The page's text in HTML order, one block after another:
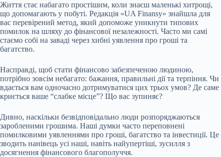
Життя стає набагато простішим, коли знаєш маленькі хитрощі,
що допомагають у побуті. Редакція «UA Finansy» знайшла для
вас перевірений метод, який допоможе уникнути типових
помилок на шляху до фінансової незалежності. Часто ми самі
стаємо собі на заваді через хибні уявлення про гроші та
багатство.
Насправді, щоб стати фінансово забезпеченою людиною,
потрібно зовсім небагато: бажання, правильні дії та терпіння. Чи
вдається вам одночасно дотримуватися цих трьох умов? Де саме
криється ваше “слабке місце”? Що вас зупиняє?
Дивно, наскільки безвідповідально люди розпоряджаються
заробленими грошима. Наші думки часто переповнені
помилковими уявленнями про гроші, багатство та інвестиції. Це
зводить нанівець усі наші, навіть найупертіші, зусилля з
досягнення фінансового благополуччя.